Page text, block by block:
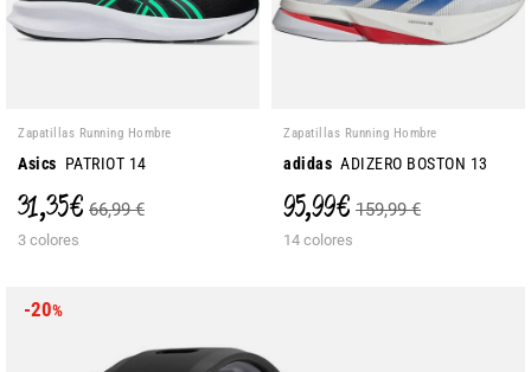
Zapatillas Running Hombre
Asics PATRIOT 14
31,35 € 66,99 €
3 colores
Zapatillas Running Hombre
adidas ADIZERO BOSTON 13
95,99 € 159,99 €
14 colores
-20%